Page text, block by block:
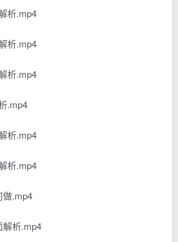
析.mp4
析.mp4
析.mp4
.mp4
析.mp4
析.mp4
做.mp4
解析.mp4